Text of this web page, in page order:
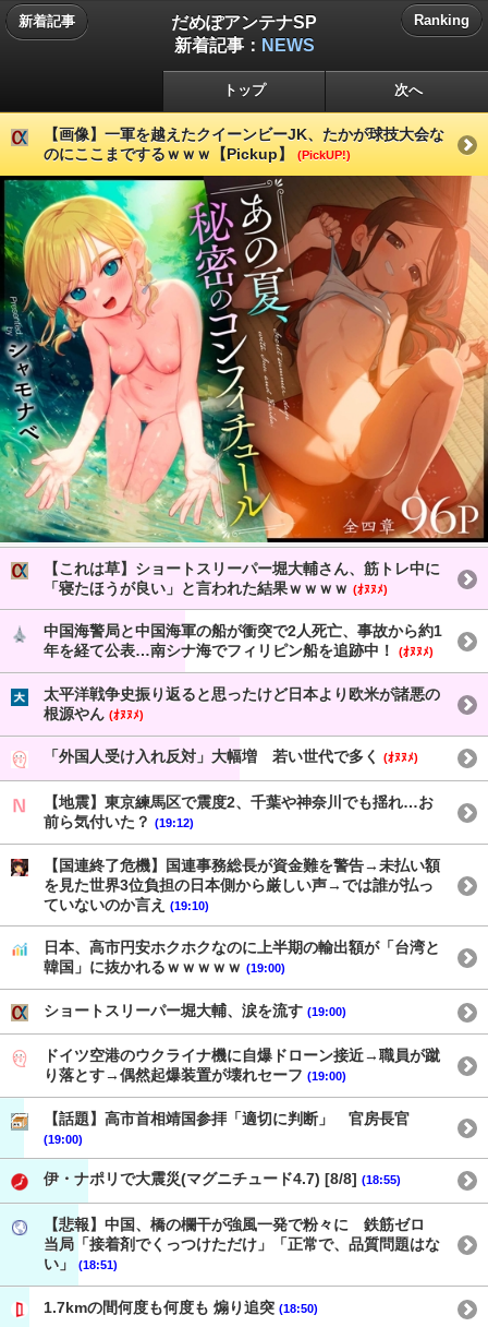
新着記事
だめぽアンテナSP
新着記事： NEWS
Ranking
トップ 次へ
【画像】一軍を越えたクイーンビーJK、たかが球技大会な
のにここまでするｗｗｗ【Pickup】
(PickUP!)
【これは草】ショートスリーパー堀大輔さん、筋トレ中に
「寝たほうが良い」と言われた結果ｗｗｗｗ (ｵﾇﾇﾒ)
中国海警局と中国海軍の船が衝突で2人死亡、事故から約1
年を経て公表…南シナ海でフィリピン船を追跡中！
(ｵﾇﾇﾒ)
太平洋戦争史振り返ると思ったけど日本より欧米が諸悪の
根源やん (ｵﾇﾇﾒ)
「外国人受け入れ反対」大幅増 若い世代で多く (ｵﾇﾇﾒ)
【地震】東京練馬区で震度2、千葉や神奈川でも揺れ…お
前ら気付いた？ (19:12)
【国連終了危機】国連事務総長が資金難を警告→未払い額
を見た世界3位負担の日本側から厳しい声→では誰が払っ
ていないのか言え
(19:10)
日本、高市円安ホクホクなのに上半期の輸出額が「台湾と
韓国」に抜かれるｗｗｗｗｗ (19:00)
ショートスリーパー堀大輔、涙を流す (19:00)
ドイツ空港のウクライナ機に自爆ドローン接近→職員が蹴
り落とす→偶然起爆装置が壊れセーフ (19:00)
【話題】高市首相靖国参拝「適切に判断」 官房長官
(19:00)
伊・ナポリで大震災(マグニチュード4.7) [8/8] (18:55)
【悲報】中国、橋の欄干が強風一発で粉々に 鉄筋ゼロ
当局「接着剤でくっつけただけ」「正常で、品質問題はな
い」
(18:51)
1.7kmの間何度も何度も 煽り追突 (18:50)